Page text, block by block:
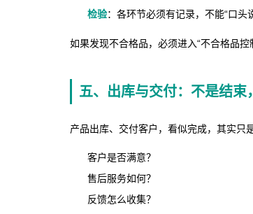
检验：各环节必须有记录，不能“口头
如果发现不合格品，必须进入“不合格品控
五、出库与交付：不是结束
产品出库、交付客户，看似完成，其实只
客户是否满意？
售后服务如何？
反馈怎么收集？